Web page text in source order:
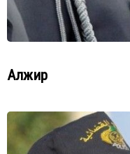
Алжир